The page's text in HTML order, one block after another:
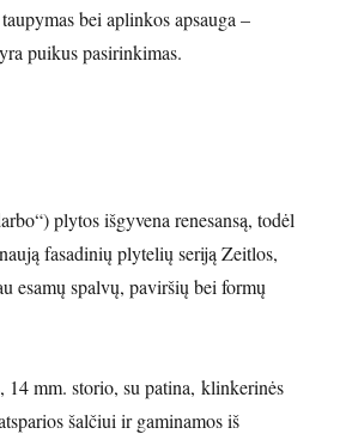
bei aplinkos apsauga –
puikus pasirinkimas.
plytos išgyvena renesansą, todėl
fasadinių plytelių seriją Zeitlos,
esamų spalvų, paviršių bei formų
14 mm. storio, su patina, klinkerinės
šalčiui ir gaminamos iš